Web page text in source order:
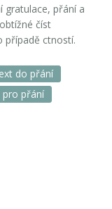
gratulace, přání a
číst
případě ctností.
do přání
pro přání